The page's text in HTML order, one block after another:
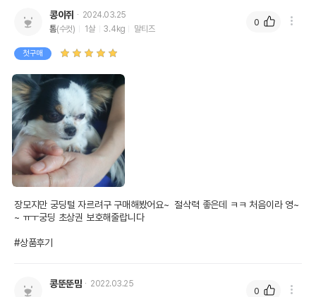
콩이쥐
2024.03.25
톰(수컷) 1살 3.4kg 말티즈
첫구매
장모지만 궁딩털 자르려구 구매해봤어요~  절삭력 좋은데 ㅋㅋ 처음이라 영~
~ ㅠㅜ궁딩 초상권 보호해줄랍니다
#상품후기
0
콩뚠뚠맘 2022.03.25
0